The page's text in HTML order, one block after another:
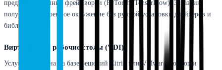
предустановленные фреймворки (PyTorch, TensorFlow). Заказчик
получает настроенное окружение без ручной установки драйверов и
библиотек.
Виртуальные рабочие столы (VDI)
Услуга построена на базе решений Citrix или VMware Horizon и